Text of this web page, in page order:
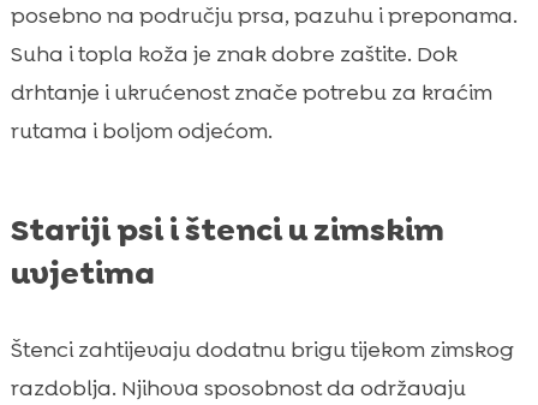
posebno na području prsa, pazuhu i preponama.
Suha i topla koža je znak dobre zaštite. Dok
drhtanje i ukrućenost znače potrebu za kraćim
rutama i boljom odjećom.
Stariji psi i štenci u zimskim
uvjetima
Štenci zahtijevaju dodatnu brigu tijekom zimskog
razdoblja. Njihova sposobnost da održavaju